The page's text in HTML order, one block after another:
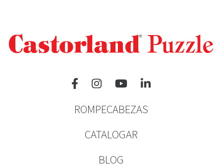
ROMPECABEZAS
CATALOGAR
BLOG